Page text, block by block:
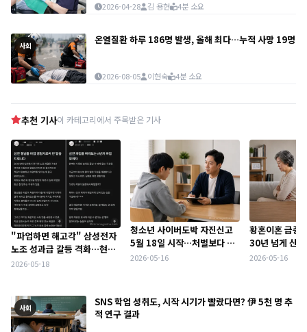
2026-04-28 김 용현 4분 소요
사회 온열질환 하루 186명 발생, 올해 최다…누적 사망 19명
2026-08-05 이현숙 4분 소요
추천 기사이 카테고리에서 주목받은 기사
"파업하면 해고각" 삼성전자
노조 성과급 갈등 격화…현대
차·기아 직원들 경고 나온 이
2026-05-18
청소년 사이버도박 자진신고
5월 18일 시작…처벌보다 치
유 중심 전환
2026-05-16
황혼이혼 급증
30년 넘게 산
많았다
2026-05-16
사회
SNS 학업 성취도, 시작 시기가 빨랐다면? 伊 5천 명 추
적 연구 결과